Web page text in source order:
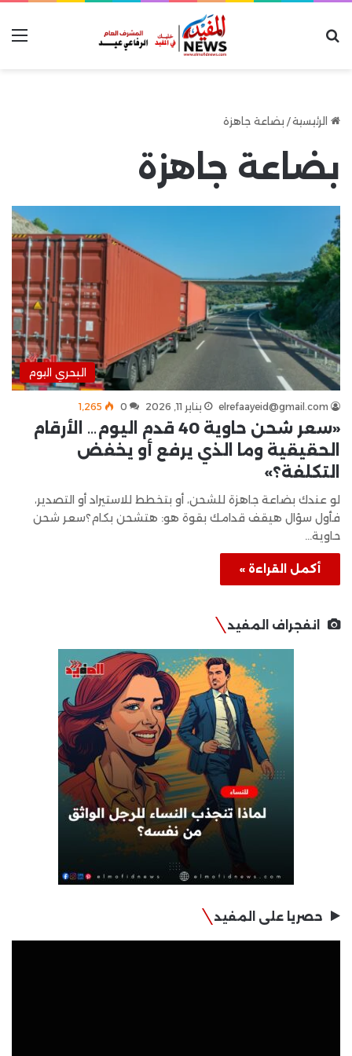
الرئيسية/ بضاعة جاهزة
بضاعة جاهزة
البحري اليوم
elrefaayeid@gmail.com يناير 11, 2026 0 1٬265
«سعر شحن حاوية 40 قدم اليوم… الأرقام
الحقيقية وما الذي يرفع أو يخفض
التكلفة؟»
لو عندك بضاعة جاهزة للشحن، أو بتخطط للاستيراد أو التصدير،
فأول سؤال هيقف قدامك بقوة هو: هتشحن بكام؟سعر شحن
حاوية…
أكمل القراءة »
انفجراف المفيد
حصريا على المفيد